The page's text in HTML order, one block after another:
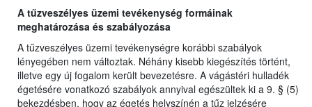
A tűzveszélyes üzemi tevékenység formáinak
meghatározása és szabályozása
A tűzveszélyes üzemi tevékenységre korábbi szabályok
lényegében nem változtak. Néhány kisebb kiegészítés történt,
illetve egy új fogalom került bevezetésre. A vágástéri hulladék
égetésére vonatkozó szabályok annyival egészültek ki a 9. § (5)
bekezdésben, hogy az égetés helyszínén a tűz jelzésére